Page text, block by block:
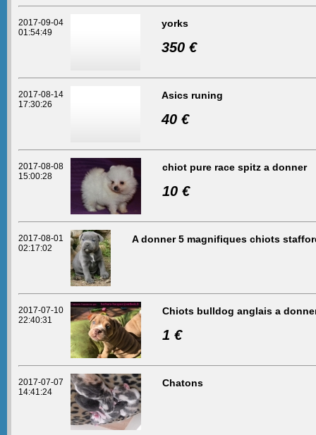
2017-09-04
01:54:49
yorks
350 €
2017-08-14
17:30:26
Asics runing
40 €
2017-08-08
15:00:28
chiot pure race spitz a donner
10 €
2017-08-01
02:17:02
A donner 5 magnifiques chiots
2017-07-10
22:40:31
Chiots bulldog anglais a
1 €
2017-07-07
14:41:24
Chatons